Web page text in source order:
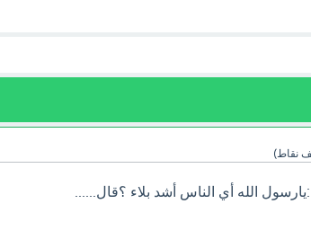
نقاط)
الله أي الناس أشد بلاء ؟قال......